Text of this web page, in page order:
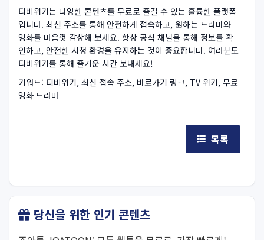
티비위키는 다양한 콘텐츠를 무료로 즐길 수 있는 훌륭한 플랫폼
입니다. 최신 주소를 통해 안전하게 접속하고, 원하는 드라마와
영화를 마음껏 감상해 보세요. 항상 공식 채널을 통해 정보를 확
인하고, 안전한 시청 환경을 유지하는 것이 중요합니다. 여러분도
티비위키를 통해 즐거운 시간 보내세요!
키워드: 티비위키, 최신 접속 주소, 바로가기 링크, TV 위키, 무료
영화 드라마
목록
당신을 위한 인기 콘텐츠